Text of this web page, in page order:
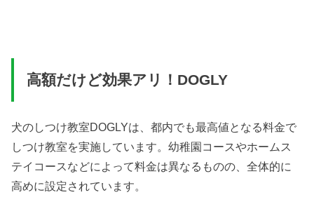
高額だけど効果アリ！DOGLY
犬のしつけ教室DOGLYは、都内でも最高値となる料金で
しつけ教室を実施しています。幼稚園コースやホームス
テイコースなどによって料金は異なるものの、全体的に
高めに設定されています。